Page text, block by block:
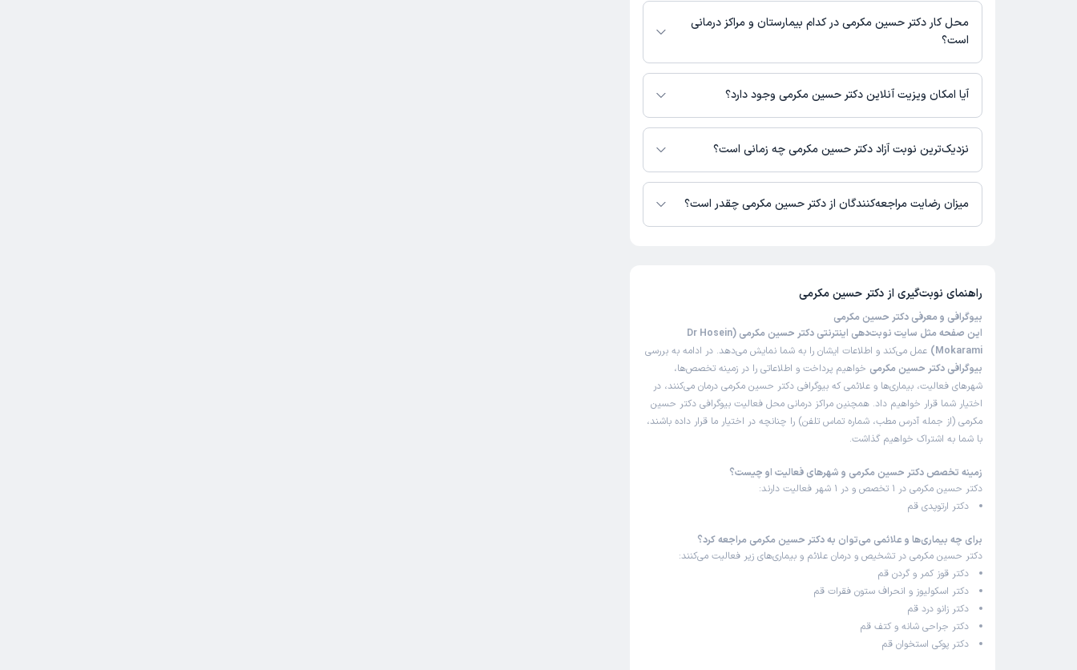
محل کار دکتر حسین مکرمی در کدام بیمارستان و مراکز درمانی
است؟
اطلاعاتی درباره محل فعالیت دکتر حسین مکرمی در مراکز درمانی در دسترس نیست.
آیا امکان ویزیت آنلاین دکتر حسین مکرمی وجود دارد؟
در حال حاضر اطلاعاتی درباره ارائه ویزیت آنلاین توسط دکتر حسین مکرمی در دسترس
نیست. برای دریافت اطلاعات دقیق‌تر، لطفاً با مطب تماس بگیرید.
نزدیک‌ترین نوبت آزاد دکتر حسین مکرمی چه زمانی است؟
دکتر حسین مکرمی از روز شنبه 17 مرداد 1405 بیمار جدید می‌پذیرند.
میزان رضایت مراجعه‌کنندگان از دکتر حسین مکرمی چقدر است؟
راهنمای نوبت‌گیری از دکتر حسین مکرمی
بیوگرافی و معرفی دکتر حسین مکرمی
این صفحه مثل سایت نوبت‌دهی اینترنتی دکتر حسین مکرمی (Dr Hosein
Mokarami)
عمل می‌کند و اطلاعات ایشان را به شما نمایش می‌دهد. در ادامه به بررسی
بیوگرافی دکتر حسین مکرمی خواهیم پرداخت و اطلاعاتی را در زمینه تخصص‌ها،
شهرهای فعالیت، بیماری‌ها و علائمی که بیوگرافی دکتر حسین مکرمی درمان می‌کنند، در
اختیار شما قرار خواهیم داد. همچنین مراکز درمانی محل فعالیت بیوگرافی دکتر حسین
مکرمی (از جمله آدرس مطب، شماره تماس تلفن) را چنانچه در اختیار ما قرار داده باشند،
با شما به اشتراک خواهیم گذاشت.
زمینه تخصص دکتر حسین مکرمی و شهرهای فعالیت او چیست؟
دکتر حسین مکرمی در 1 تخصص و در 1 شهر فعالیت دارند:
دکتر ارتوپدی قم
برای چه بیماری‌ها و علائمی می‌توان به دکتر حسین مکرمی مراجعه کرد؟
دکتر حسین مکرمی در تشخیص و درمان علائم و بیماری‌های زیر فعالیت می‌کنند:
دکتر قوز کمر و گردن قم
دکتر اسکولیوز و انحراف ستون فقرات قم
دکتر زانو درد قم
دکتر جراحی شانه و کتف قم
دکتر پوکی استخوان قم